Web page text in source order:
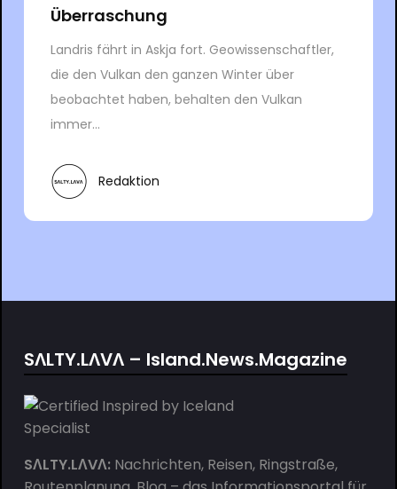
Überraschung
Landris fährt in Askja fort. Geowissenschaftler,
die den Vulkan den ganzen Winter über
beobachtet haben, behalten den Vulkan
immer...
Redaktion
SΛLTY.LΛVΛ – Island.News.Magazine
SΛLTY.LΛVΛ:Nachrichten, Reisen, Ringstraße,